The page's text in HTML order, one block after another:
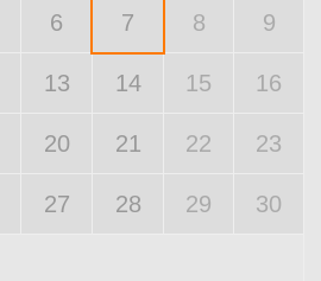
6 7 8 9
13 14 15 16
20 21 22 23
27 28 29 30